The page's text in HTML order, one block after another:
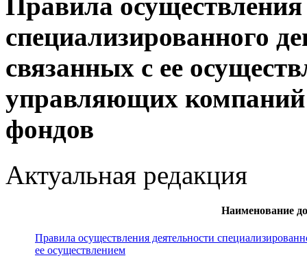
Правила осуществления
специализированного
связанных с ее
управляющих
фондов
Актуальная редакция
Наименование
Правила осуществления деятельности
ее осуществлением